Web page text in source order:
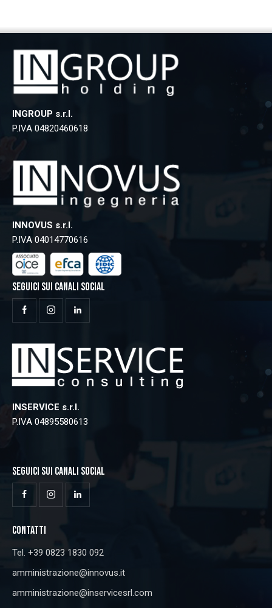
INGROUP s.r.l.
P.IVA 04820460618
INNOVUS s.r.l.
P.IVA 04014770616
SEGUICI SUI CANALI SOCIAL
INSERVICE s.r.l.
P.IVA 04895580613
SEGUICI SUI CANALI SOCIAL
CONTATTI
Tel. +39 0823 1830 092
amministrazione@innovus.it
amministrazione@inservicesrl.com